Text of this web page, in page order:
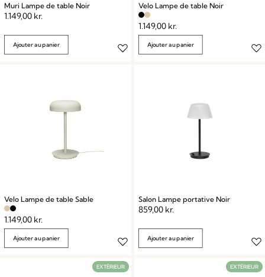
Muri Lampe de table Noir
1.149,00 kr.
Ajouter au panier
Velo Lampe de table Noir
1.149,00 kr.
Ajouter au panier
Velo Lampe de table Sable
1.149,00 kr.
Ajouter au panier
Salon Lampe portative Noir
859,00 kr.
Ajouter au panier
EXTÉRIEUR EXTÉRIEUR